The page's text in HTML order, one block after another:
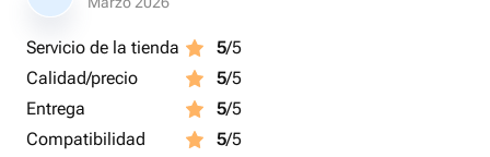
Servicio de la tienda 5/5
Calidad/precio
5/5
Entrega
5/5
Compatibilidad
5/5